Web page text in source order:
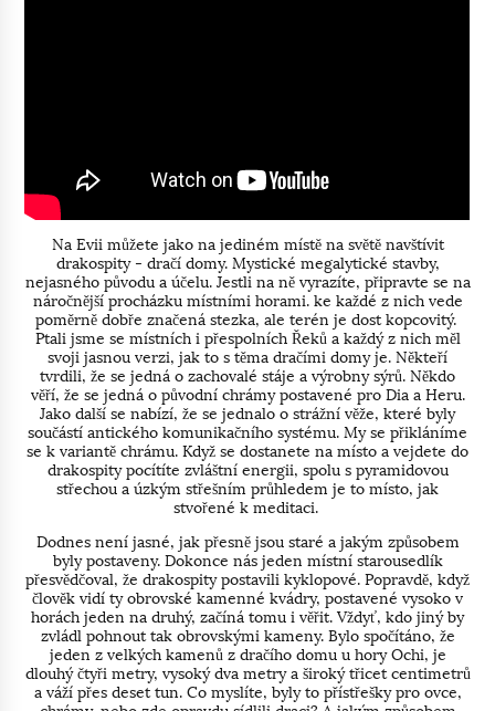
Na Evii můžete jako na jediném místě na světě navštívit
drakospity - dračí domy. Mystické megalytické stavby,
nejasného původu a účelu. Jestli na ně vyrazíte, připravte se na
náročnější procházku místními horami. ke každé z nich vede
poměrně dobře značená stezka, ale terén je dost kopcovitý.
Ptali jsme se místních i přespolních Řeků a každý z nich měl
svoji jasnou verzi, jak to s těma dračími domy je. Někteří
tvrdili, že se jedná o zachovalé stáje a výrobny sýrů. Někdo
věří, že se jedná o původní chrámy postavené pro Dia a Heru.
Jako další se nabízí, že se jednalo o strážní věže, které byly
součástí antického komunikačního systému. My se přikláníme
se k variantě chrámu. Když se dostanete na místo a vejdete do
drakospity pocítíte zvláštní energii, spolu s pyramidovou
střechou a úzkým střešním průhledem je to místo, jak
stvořené k meditaci.
Dodnes není jasné, jak přesně jsou staré a jakým způsobem
byly postaveny. Dokonce nás jeden místní starousedlík
přesvědčoval, že drakospity postavili kyklopové. Popravdě, když
člověk vidí ty obrovské kamenné kvádry, postavené vysoko v
horách jeden na druhý, začíná tomu i věřit. Vždyť, kdo jiný by
zvládl pohnout tak obrovskými kameny. Bylo spočítáno, že
jeden z velkých kamenů z dračího domu u hory Ochi, je
dlouhý čtyři metry, vysoký dva metry a široký třicet centimetrů
a váží přes deset tun. Co myslíte, byly to přístřešky pro ovce,